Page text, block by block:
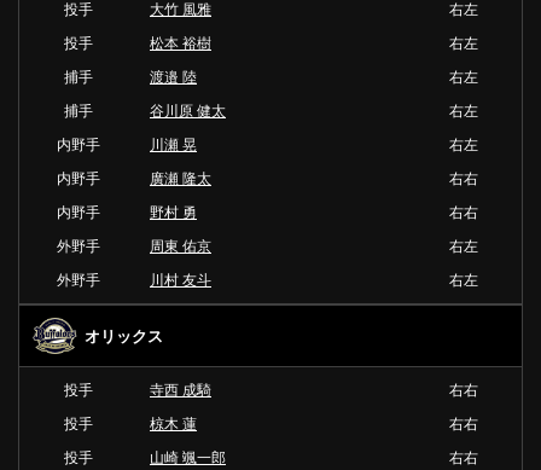
投手
大竹 風雅
右左
投手
松本 裕樹
右左
捕手
渡邉 陸
右左
捕手
谷川原 健太
右左
内野手
川瀬 晃
右左
内野手
廣瀬 隆太
右右
内野手
野村 勇
右右
外野手
周東 佑京
右左
外野手
川村 友斗 右左
オリックス
投手 寺西 成騎
右右
投手
椋木 蓮
右右
投手
山崎 颯一郎
右右